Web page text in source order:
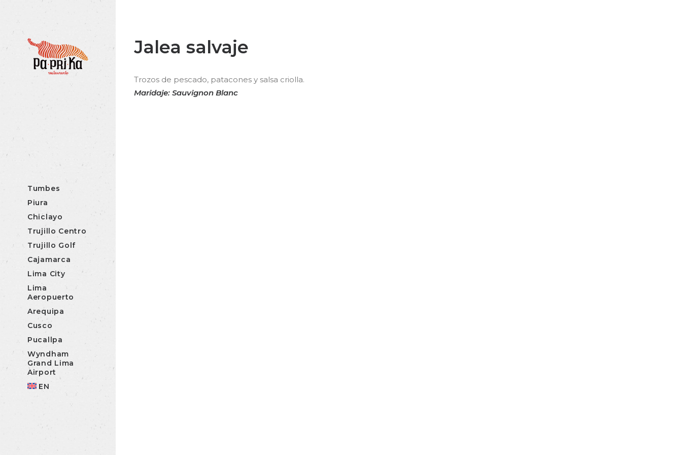
Tumbes
Piura
Chiclayo
Trujillo Centro
Trujillo Golf
Cajamarca
Lima City
Lima
Aeropuerto
Arequipa
Cusco
Pucallpa
Wyndham
Grand Lima
Airport
EN
Jalea salvaje
Trozos de pescado, patacones y salsa criolla.
Maridaje: Sauvignon Blanc